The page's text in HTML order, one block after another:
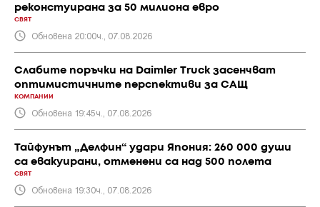
реконстуирана за 50 милиона евро
СВЯТ
Обновена 20:00ч., 07.08.2026
Слабите поръчки на Daimler Truck засенчват
оптимистичните перспективи за САЩ
КОМПАНИИ
Обновена 19:45ч., 07.08.2026
Тайфунът „Делфин“ удари Япония: 260 000 души
са евакуирани, отменени са над 500 полета
СВЯТ
Обновена 19:30ч., 07.08.2026